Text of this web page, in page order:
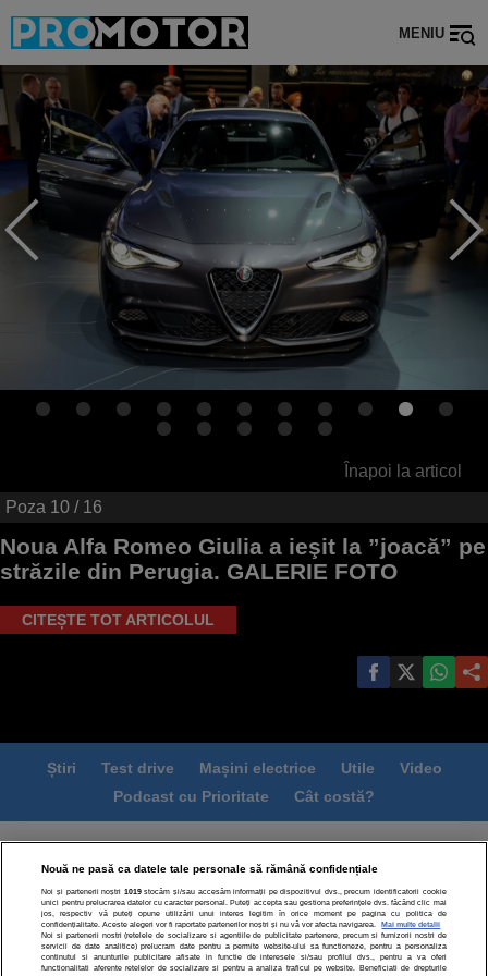
MENIU
Înapoi la articol
Poza 10 / 16
Noua Alfa Romeo Giulia a ieşit la ”joacă” pe
străzile din Perugia. GALERIE FOTO
CITEȘTE TOT ARTICOLUL
Știri Test drive Mașini electrice Utile
Video
Podcast cu Prioritate
Cât costă?
Termeni si conditii
Politica de confidentialitate
Politica de cookies
Echipa editorială
Contact
Modifică Setările
Nouă ne pasă ca datele tale personale să rămână confidențiale
Noi și partenerii noștri 1019stocăm și/sau accesăm informații pe dispozitivul dvs., precum identificatorii cookie
unici pentru prelucrarea datelor cu caracter personal. Puteți accepta sau gestiona preferințele dvs. făcând clic mai
jos, respectiv vă puteți opune utilizării unui interes legitim în orice moment pe pagina cu politica de
confidențialitate. Aceste alegeri vor fi raportate partenerilor noștri și nu vă vor afecta navigarea.
Mai multe detalii
Noi si partenerii nostri (retelele de socializare si agentiile de publicitate partenere, precum si furnizorii nostri de
servicii de date analitice) prelucram date pentru a permite website-ului sa functioneze, pentru a personaliza
continutul si anunturile publicitare afisate in functie de interesele si/sau profilul dvs., pentru a va oferi
functionalitati aferente retelelor de socializare si pentru a analiza traficul pe website. Beneficiati de drepturile